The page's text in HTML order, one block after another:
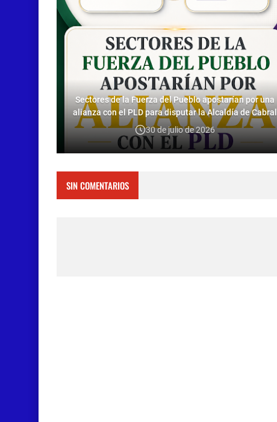
Sectores de la Fuerza del Pueblo apostarían por una
alianza con el PLD para disputar la Alcaldía de Cabral
30 de julio de 2026
SIN COMENTARIOS